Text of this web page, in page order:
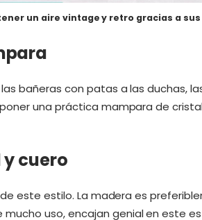
un aire vintage y retro gracias a
bañeras con patas a las duchas,
una práctica mampara de
cuero
este estilo. La madera es
uso, encajan genial en este